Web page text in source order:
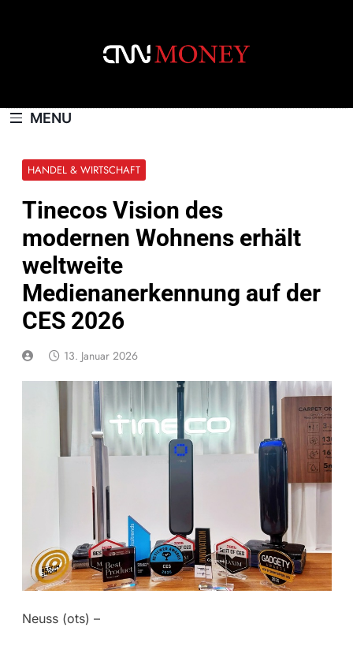
MENU
HANDEL & WIRTSCHAFT
Tinecos Vision des
modernen Wohnens erhält
weltweite
Medienanerkennung auf der
CES 2026
13. Januar 2026
Neuss (ots) –